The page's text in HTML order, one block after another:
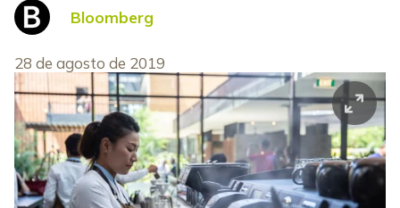
Bloomberg
28 de agosto de 2019